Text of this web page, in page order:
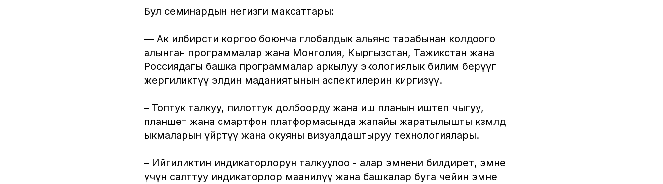
Бул семинардын негизги максаттары:
— Ак илбирсти коргоо боюнча глобалдык альянс тарабынан колдоого
алынган программалар жана Монголия, Кыргызстан, Тажикстан жана
Россиядагы башка программалар аркылуу экологиялык билим берүүгө
жергиликтүү элдин маданиятынын аспектилерин киргизүү.
– Топтук талкуу, пилоттук долбоорду жана иш планын иштеп чыгуу,
планшет жана смартфон платформасында жапайы жаратылышты көзөмөлдөө
ыкмаларын үйрөтүү жана окуяны визуалдаштыруу технологиялары.
– Ийгиликтин индикаторлорун талкуулоо - алар эмнени билдирет, эмне
үчүн салттуу индикаторлор маанилүү жана башкалар буга чейин эмне